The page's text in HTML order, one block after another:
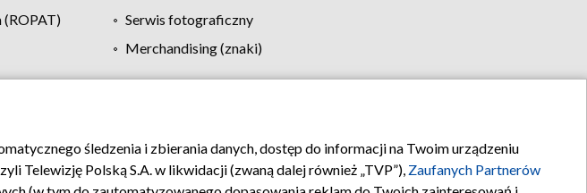
(ROPAT)
Serwis fotograficzny
Merchandising (znaki)
Pomoc Biuro reklamy Kontakt
śledzenia i zbierania danych, dostęp do informacji na Twoim urządzeniu
Telewizję Polską S.A. w likwidacji (zwaną dalej również „TVP”), Zaufanych Partnerów